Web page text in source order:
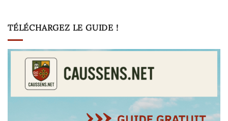
TÉLÉCHARGEZ LE GUIDE !